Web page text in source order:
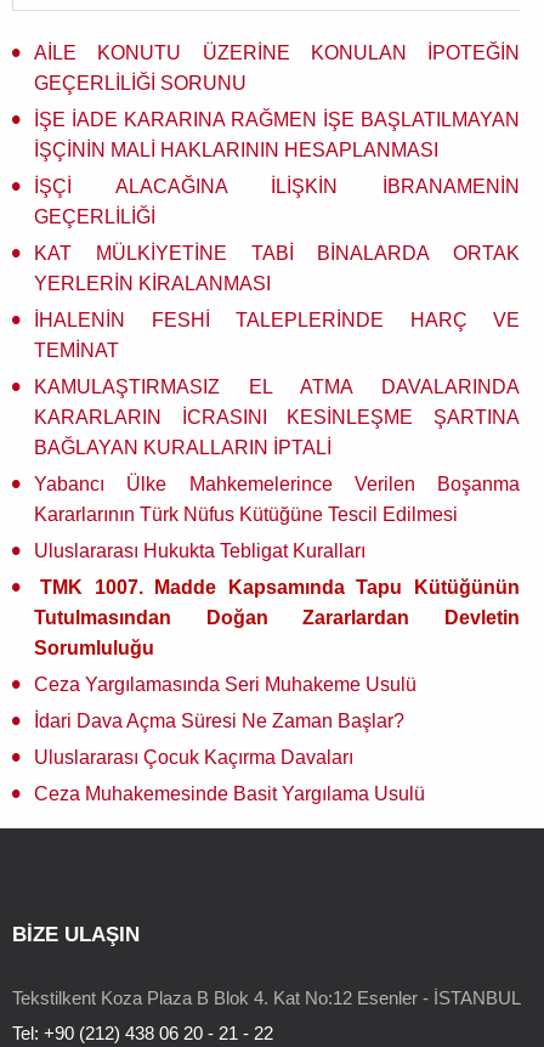
AİLE KONUTU ÜZERİNE KONULAN İPOTEĞİN
GEÇERLİLİĞİ SORUNU
İŞE İADE KARARINA RAĞMEN İŞE BAŞLATILMAYAN
İŞÇİNİN MALİ HAKLARININ HESAPLANMASI
İŞÇİ ALACAĞINA İLİŞKİN İBRANAMENİN
GEÇERLİLİĞİ
KAT MÜLKİYETİNE TABİ BİNALARDA ORTAK
YERLERİN KİRALANMASI
İHALENİN FESHİ TALEPLERİNDE HARÇ VE
TEMİNAT
KAMULAŞTIRMASIZ EL ATMA DAVALARINDA
KARARLARIN İCRASINI KESİNLEŞME ŞARTINA
BAĞLAYAN KURALLARIN İPTALİ
Yabancı Ülke Mahkemelerince Verilen Boşanma
Kararlarının Türk Nüfus Kütüğüne Tescil Edilmesi
Uluslararası Hukukta Tebligat Kuralları
TMK 1007. Madde Kapsamında Tapu Kütüğünün
Tutulmasından Doğan Zararlardan Devletin
Sorumluluğu
Ceza Yargılamasında Seri Muhakeme Usulü
İdari Dava Açma Süresi Ne Zaman Başlar?
Uluslararası Çocuk Kaçırma Davaları
Ceza Muhakemesinde Basit Yargılama Usulü
BİZE ULAŞIN
Tekstilkent Koza Plaza B Blok 4. Kat No:12 Esenler - İSTANBUL
Tel: +90 (212) 438 06 20 - 21 - 22